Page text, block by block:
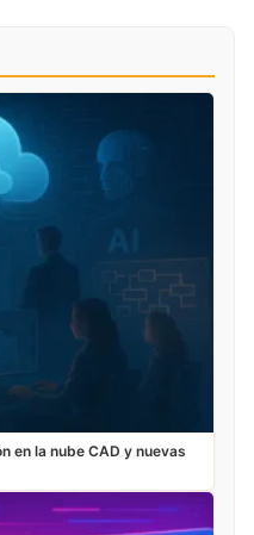
en la nube CAD y nuevas